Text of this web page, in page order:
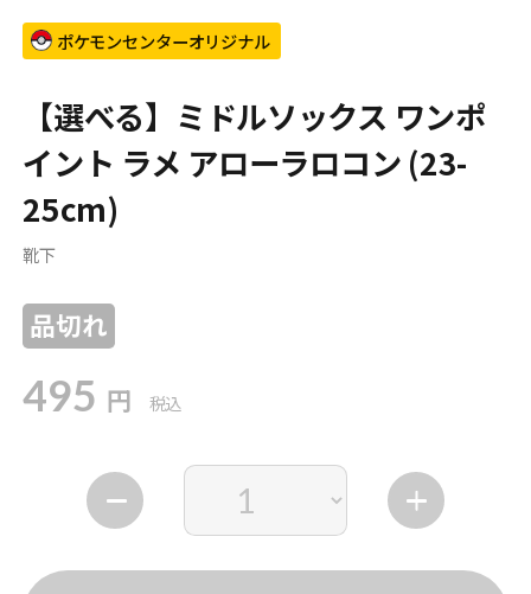
ポケモンセンターオリジナル
【選べる】ミドルソックス ワンポ
イント ラメ アローラロコン (23-
25cm)
靴下
品切れ
495 円 税込